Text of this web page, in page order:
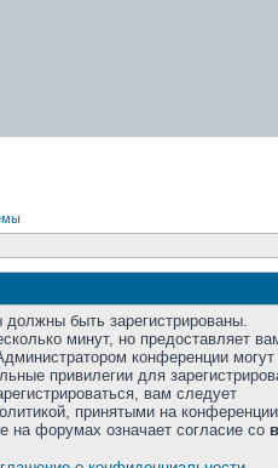
быть зарегистрированы.
минут, но предоставляет
конференции
привилегии для
вам следует
принятыми на
на форумах означает согласие со